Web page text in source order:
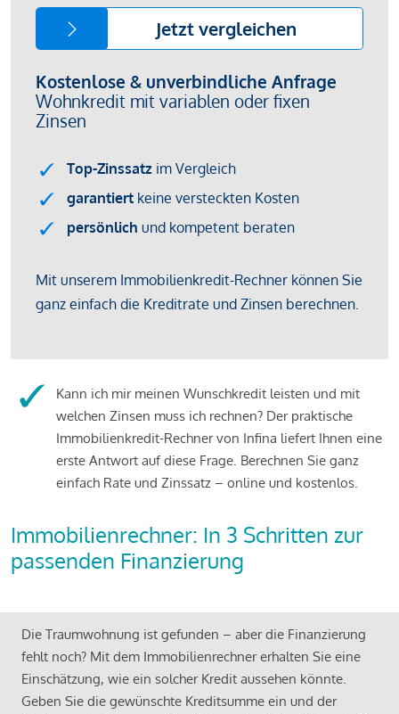
Kann ich mir meinen Wunschkredit leisten und mit
welchen Zinsen muss ich rechnen? Der praktische
Immobilienkredit-Rechner von Infina liefert Ihnen eine
erste Antwort auf diese Frage. Berechnen Sie ganz
einfach Rate und Zinssatz – online und kostenlos.
Immobilienrechner: In 3 Schritten zur
passenden Finanzierung
Die Traumwohnung ist gefunden – aber die Finanzierung
fehlt noch? Mit dem Immobilienrechner erhalten Sie eine
Einschätzung, wie ein solcher Kredit aussehen könnte.
Geben Sie die gewünschte Kreditsumme ein und der